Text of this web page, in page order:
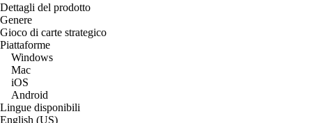
Dettagli del prodotto
Genere
Gioco di carte strategico
Piattaforme
Windows
Mac
iOS
Android
Lingue disponibili
English (US)